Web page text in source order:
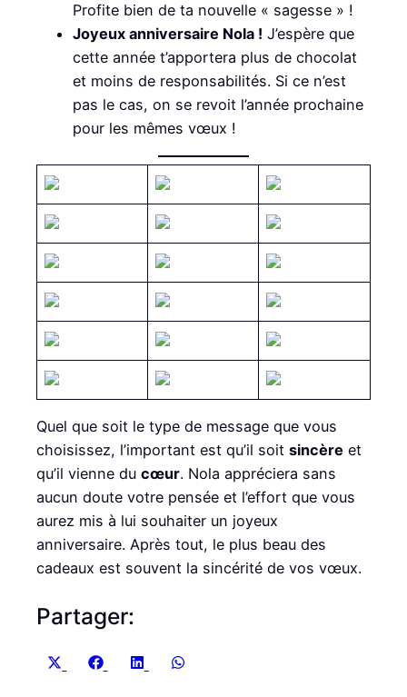
Profite bien de ta nouvelle « sagesse » !
Joyeux anniversaire Nola ! J’espère que
cette année t’apportera plus de chocolat
et moins de responsabilités. Si ce n’est
pas le cas, on se revoit l’année prochaine
pour les mêmes vœux !
Quel que soit le type de message que vous
choisissez, l’important est qu’il soit sincère et
qu’il vienne du cœur. Nola appréciera sans
aucun doute votre pensée et l’effort que vous
aurez mis à lui souhaiter un joyeux
anniversaire. Après tout, le plus beau des
cadeaux est souvent la sincérité de vos vœux.
Partager: